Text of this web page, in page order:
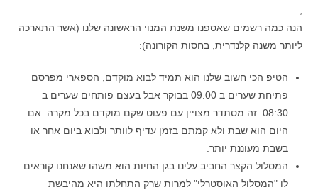
הנה כמה רשמים שאספנו משנת המנוי הראשונה שלנו (אשר התארכה
ליותר משנה קלנדרית, בחסות הקורונה):
הטיפ הכי חשוב שלנו הוא תמיד לבוא מוקדם, הספארי מפרסם
פתיחת שערים ב 09:00 בבוקר אבל בעצם פותחים שערים ב
08:30. זה מסתדר מצויין עם פעוט שקם מוקדם בכל מקרה. אם
היום הוא שבת ולא קמתם בזמן עדיף לוותר ולבוא ביום אחר או
בשבת מעוננת יותר.
המסלול הקצר החביב עלינו בגן החיות הוא משהו שאנחנו קוראים
לו "המסלול האוסטרלי" למרות שרק התחלתו היא מהיבשת